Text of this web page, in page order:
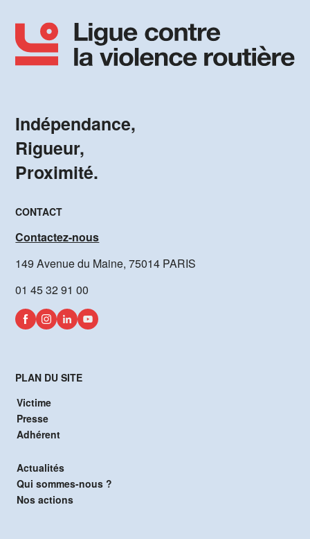
Indépendance,
Rigueur,
Proximité.
CONTACT
Contactez-nous
149 Avenue du Maine, 75014 PARIS
01 45 32 91 00
PLAN DU SITE
Victime
Presse
Adhérent
Actualités
Qui sommes-nous ?
Nos actions